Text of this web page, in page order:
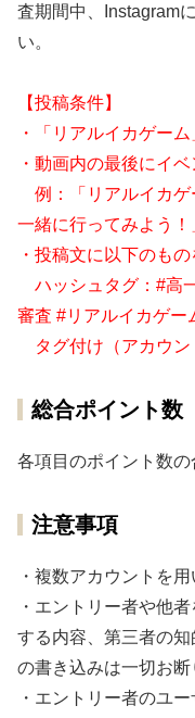
査期間中、Instagram
い。
【投稿条件】
・「リアルイカゲー
・動画内の最後にイ
例：「リアルイカゲ
一緒に行ってみよう！
・投稿文に以下のも
ハッシュタグ：#高
審査 #リアルイカゲー
タグ付け（アカウン
総合ポイント数
各項目のポイント数の
注意事項
・複数アカウントを
・エントリー者や他
する内容、第三者の
の書き込みは一切お断
・エントリー者のユ